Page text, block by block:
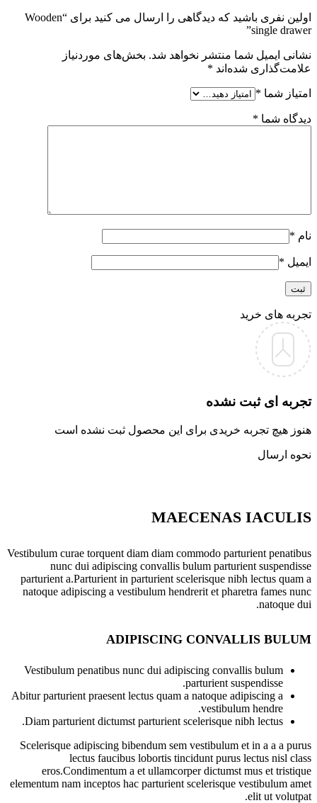
اولین نفری باشید که دیدگاهی را ارسال می کنید برای “Wooden
single drawer”
نشانی ایمیل شما منتشر نخواهد شد. بخش‌های موردنیاز
علامت‌گذاری شده‌اند *
امتیاز شما *
دیدگاه شما *
نام *
ایمیل *
تجربه های خرید
تجربه ای ثبت نشده
هنوز هیچ تجربه خریدی برای این محصول ثبت نشده است
نحوه ارسال
MAECENAS IACULIS
Vestibulum curae torquent diam diam commodo parturient penatibus
nunc dui adipiscing convallis bulum parturient suspendisse
parturient a.Parturient in parturient scelerisque nibh lectus quam a
natoque adipiscing a vestibulum hendrerit et pharetra fames nunc
natoque dui.
ADIPISCING CONVALLIS BULUM
Vestibulum penatibus nunc dui adipiscing convallis bulum
parturient suspendisse.
Abitur parturient praesent lectus quam a natoque adipiscing a
vestibulum hendre.
Diam parturient dictumst parturient scelerisque nibh lectus.
Scelerisque adipiscing bibendum sem vestibulum et in a a a purus
lectus faucibus lobortis tincidunt purus lectus nisl class
eros.Condimentum a et ullamcorper dictumst mus et tristique
elementum nam inceptos hac parturient scelerisque vestibulum amet
elit ut volutpat.